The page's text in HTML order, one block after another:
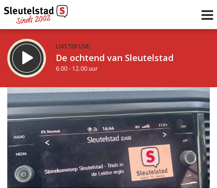
LUISTER LIVE:
De ochtend van Sleutelstad
6.00 - 12.00 uur
STRAKS:
De middag van Sleutelstad
12.00 - 18.00 uur
Vorig uur
uur 1 van 0 Volgend uur